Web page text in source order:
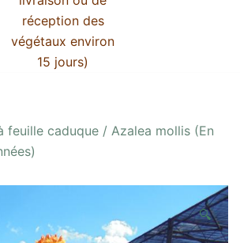
réception des
végétaux environ
15 jours)
feuille caduque / Azalea mollis (En
🔍